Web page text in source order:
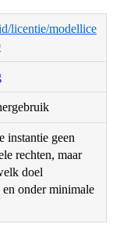
licentie/modellice
instantie geen
rechten, maar
doel
onder minimale